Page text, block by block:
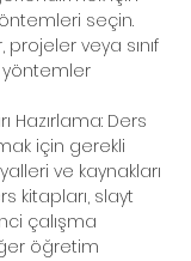
seçin.
projeler veya sınıf
Hazırlama: Ders
için gerekli
ve kaynakları
kitapları, slayt
çalışma
öğretim